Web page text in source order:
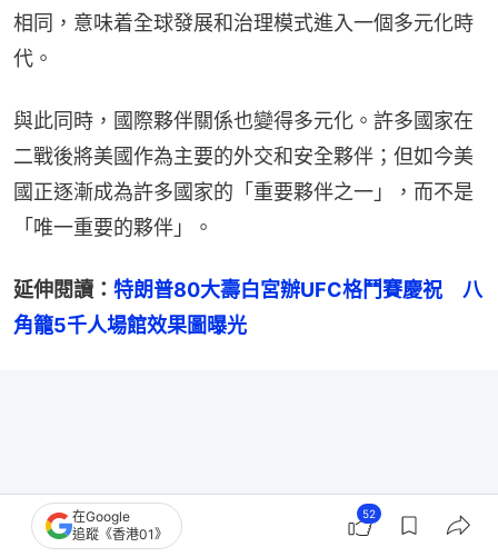
相同，意味着全球發展和治理模式進入一個多元化時
代。
與此同時，國際夥伴關係也變得多元化。許多國家在
二戰後將美國作為主要的外交和安全夥伴；但如今美
國正逐漸成為許多國家的「重要夥伴之一」，而不是
「唯一重要的夥伴」。
延伸閱讀： 特朗普80大壽白宮辦UFC格鬥賽慶祝　八
角籠5千人場館效果圖曝光
在Google
追蹤《香港01》
52